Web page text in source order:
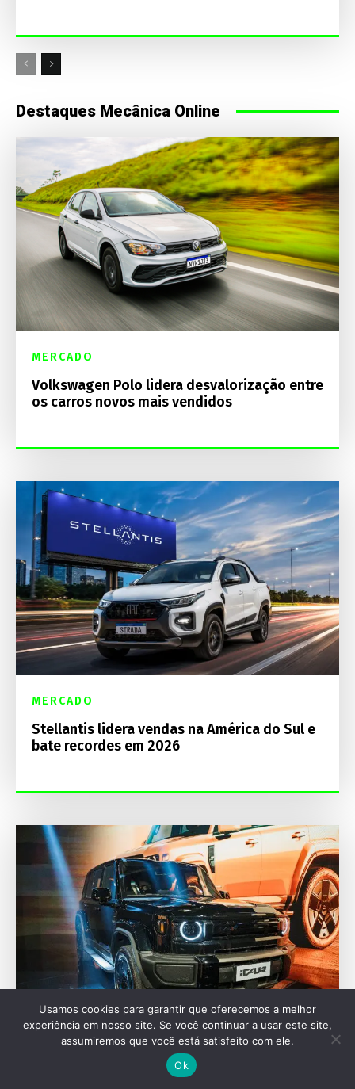
Destaques Mecânica Online
MERCADO
Volkswagen Polo lidera desvalorização entre
os carros novos mais vendidos
MERCADO
Stellantis lidera vendas na América do Sul e
bate recordes em 2026
FESTIVAL INTERLAGOS
Nova marca iCAUR estreia no Brasil no
Usamos cookies para garantir que oferecemos a melhor
experiência em nosso site. Se você continuar a usar este site,
assumiremos que você está satisfeito com ele.
Ok